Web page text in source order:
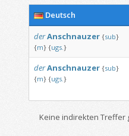
Deutsch
derAnschnauzer {sub}
{m} {ugs.}
derAnschnauzer {sub}
{m} {ugs.}
Keine indirekten Treffer